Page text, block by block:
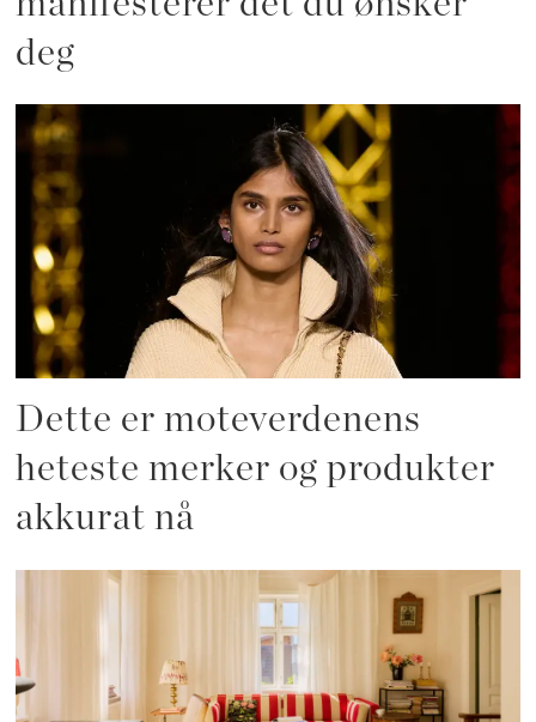
deg
Dette er moteverdenens
heteste merker og produkter
akkurat nå